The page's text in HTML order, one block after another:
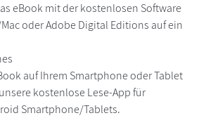
eBook mit der kostenlosen Software
Mac oder Adobe Digital Editions auf ein
auf Ihrem Smartphone oder Tablet
kostenlose Lese-App für
Smartphone/Tablets.